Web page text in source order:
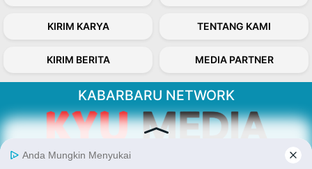
KIRIM KARYA TENTANG KAMI
KIRIM BERITA MEDIA PARTNER
KABARBARU NETWORK